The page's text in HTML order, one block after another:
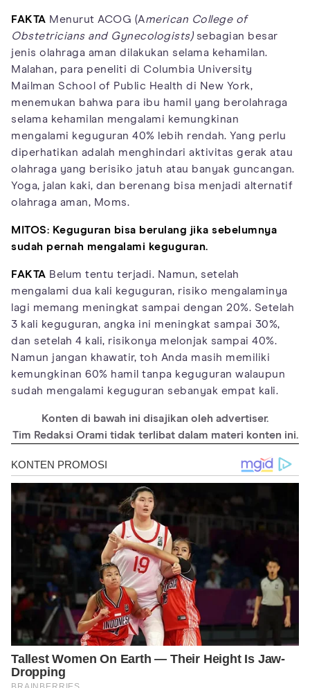
FAKTA Menurut ACOG (American College of
Obstetricians and Gynecologists)sebagian besar
jenis olahraga aman dilakukan selama kehamilan.
Malahan, para peneliti di Columbia University
Mailman School of Public Health di New York,
menemukan bahwa para ibu hamil yang berolahraga
selama kehamilan mengalami kemungkinan
mengalami keguguran 40% lebih rendah. Yang perlu
diperhatikan adalah menghindari aktivitas gerak atau
olahraga yang berisiko jatuh atau banyak guncangan.
Yoga, jalan kaki, dan berenang bisa menjadi alternatif
olahraga aman, Moms.
MITOS: Keguguran bisa berulang jika sebelumnya
sudah pernah mengalami keguguran.
FAKTA Belum tentu terjadi. Namun, setelah
mengalami dua kali keguguran, risiko mengalaminya
lagi memang meningkat sampai dengan 20%. Setelah
3 kali keguguran, angka ini meningkat sampai 30%,
dan setelah 4 kali, risikonya melonjak sampai 40%.
Namun jangan khawatir, toh Anda masih memiliki
kemungkinan 60% hamil tanpa keguguran walaupun
sudah mengalami keguguran sebanyak empat kali.
Konten di bawah ini disajikan oleh advertiser.
Tim Redaksi Orami tidak terlibat dalam materi konten ini.